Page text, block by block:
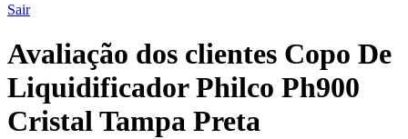
Sair
Avaliação dos clientes Copo De
Liquidificador Philco Ph900
Cristal Tampa Preta